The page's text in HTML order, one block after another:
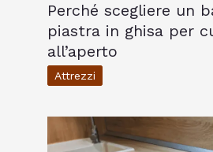
Perché scegliere un
piastra in ghisa per
all’aperto
Attrezzi